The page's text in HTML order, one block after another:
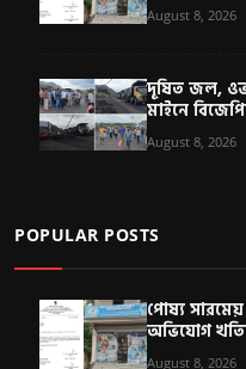
August 8, 2026
দূষিত জল,
মাইনে
August 8, 2026
POPULAR POSTS
পোষ্য
অভিযোগ
August 8, 2026